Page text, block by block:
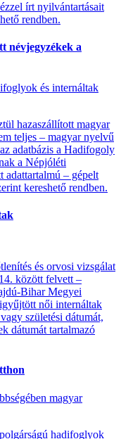
írt nyilvántartásait
rendben.
névjegyzékek a
és internáltak
hazaszállított magyar
teljes – magyar nyelvű
adatbázis a Hadifogoly
a Népjóléti
adattartalmú – gépelt
kereshető rendben.
és orvosi vizsgálat
között felvett –
Bihar Megyei
női internáltak
születési dátumát,
dátumát tartalmazó
magyar
hadifoglyok